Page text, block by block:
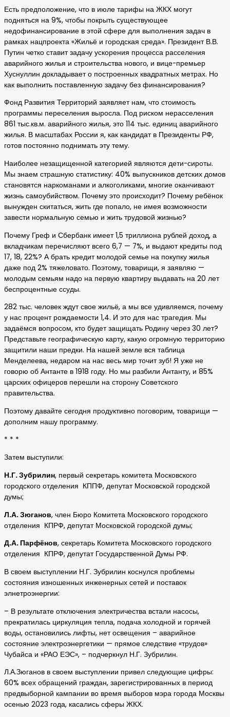
Есть предположение, что в июле тарифы на ЖКХ могут
подняться на 9%, чтобы покрыть существующее
недофинансирование в этой сфере для выполнения задач в
рамках нацпроекта «Жильё и городская среда». Президент В.В.
Путин четко ставит задачу ускорения процесса расселения
аварийного жилья и строительства нового, и вице-премьер
Хуснуллин докладывает о построенных квадратных метрах. Но
как выполнить поставленную задачу без финансирования?
Фонд Развития Территорий заявляет нам, что стоимость
программы переселения выросла. Под риском нерасселения
861 тыс.кв.м. аварийного жилья, это 114 тыс. единиц аварийного
жилья. В масштабах России я, как кандидат в Президенты РФ,
готов постоянно поднимать эту тему.
Наиболее незащищенной категорией являются дети-сироты.
Мы знаем страшную статистику: 40% выпускников детских домов
становятся наркоманами и алкоголиками, многие оканчивают
жизнь самоубийством. Почему это происходит? Почему ребёнок
вынужден скитаться, жить где попало, не имея возможности
завести нормальную семью и жить трудовой жизнью?
Почему Греф и Сбербанк имеет 1,5 триллиона рублей доход, а
вкладчикам перечисляют всего 6,7 — 7%, и выдают кредиты под
17, 18, 22%? А брать кредит молодой семье на покупку жилья
даже под 2% тяжеловато. Поэтому, товарищи, я заявляю —
молодым семьям надо на первую квартиру выдавать на 20 лет
беспроцентные ссуды.
282 тыс. человек ждут свое жильё, а мы все удивляемся, почему
у нас процент рождаемости 1,4. И это для нас трагедия. Мы
задаёмся вопросом, кто будет защищать Родину через 30 лет?
Представьте географическую карту, какую огромную территорию
защитили наши предки. На нашей земле вся таблица
Менделеева, недаром на нас весь мир точит зуб! Я уже не
говорю об Антанте в 1918 году. Но мы разбили Антанту, и 85%
царских офицеров перешли на сторону Советского
правительства.
Поэтому давайте сегодня продуктивно поговорим, товарищи —
дополним нашу программу.
* * *
Затем выступили:
Н.Г. Зубрилин, первый секретарь комитета Московского
городского отделения КППФ, депутат Московской городской
думы;
Л.А. Зюганов, член Бюро Комитета Московского городского
отделения КПРФ, депутат Московской городской думы;
Д.А. Парфёнов, секретарь Комитета Московского городского
отделения КПРФ, депутат Государственной Думы РФ.
В своем выступлении Н.Г. Зубрилин коснулся проблемы
состояния изношенных инженерных сетей и поставок
элнетроэнергии:
– В результате отключения электричества встали насосы,
прекратилась циркуляция тепла, подача холодной и горячей
воды, остановились лифты, нет освещения – аварийное
состояние электроэнергетики — прямое следствие «трудов»
Чубайса и «РАО ЕЭС», – подчеркнул Н.Г. Зубрилин.
Л.А.Зюганов в своем выступлении привел следующие цифры:
60% всех обращений граждан, зарегистрированных в период
предвыборной кампании во время выборов мэра города Москвы
осенью 2023 года, касались сферы ЖКХ.